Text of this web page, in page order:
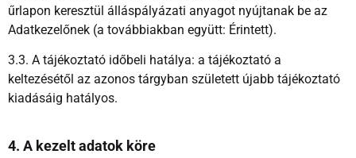
űrlapon keresztül álláspályázati anyagot nyújtanak be az
Adatkezelőnek (a továbbiakban együtt: Érintett).
3.3. A tájékoztató időbeli hatálya: a tájékoztató a
keltezésétől az azonos tárgyban született újabb tájékoztató
kiadásáig hatályos.
4. A kezelt adatok köre